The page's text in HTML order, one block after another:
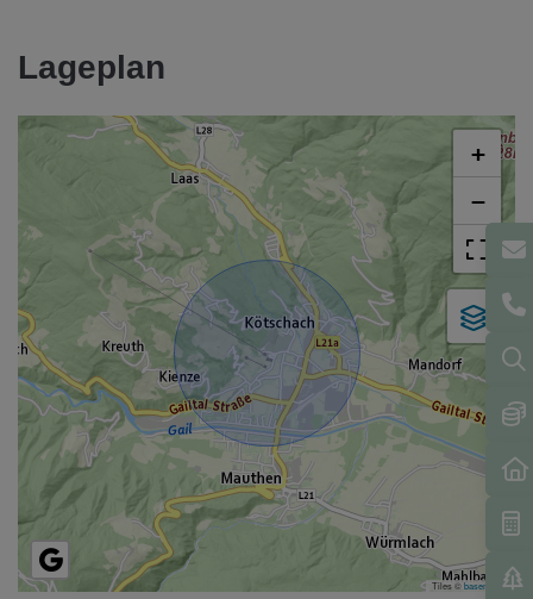
Lageplan
+
−
Tiles ©basemap.at